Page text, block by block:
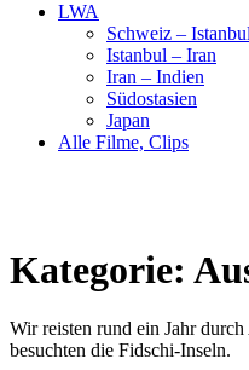
LWA
Schweiz – Istanbul
Istanbul – Iran
Iran – Indien
Südostasien
Japan
Alle Filme, Clips
Kategorie:
Wir reisten rund ein Jahr
besuchten die Fidschi-Inseln.